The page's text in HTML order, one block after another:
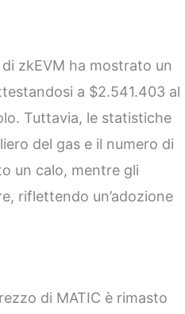
zkEVM ha mostrato un
a $2.541.403 al
Tuttavia, le statistiche
del gas e il numero di
un calo, mentre gli
riflettendo un’adozione
di MATIC è rimasto